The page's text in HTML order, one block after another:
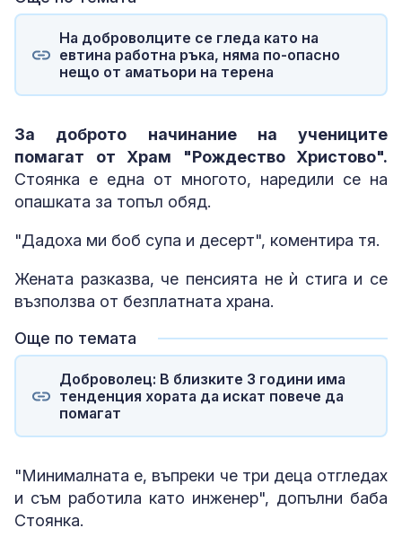
На доброволците се гледа като на
евтина работна ръка, няма по-опасно
нещо от аматьори на терена
За доброто начинание на учениците
помагат от Храм "Рождество Христово".
Стоянка е една от многото, наредили се на
опашката за топъл обяд.
"Дадоха ми боб супа и десерт", коментира тя.
Жената разказва, че пенсията не ѝ стига и се
възползва от безплатната храна.
Още по темата
Доброволец: В близките 3 години има
тенденция хората да искат повече да
помагат
"Минималната е, въпреки че три деца отгледах
и съм работила като инженер", допълни баба
Стоянка.